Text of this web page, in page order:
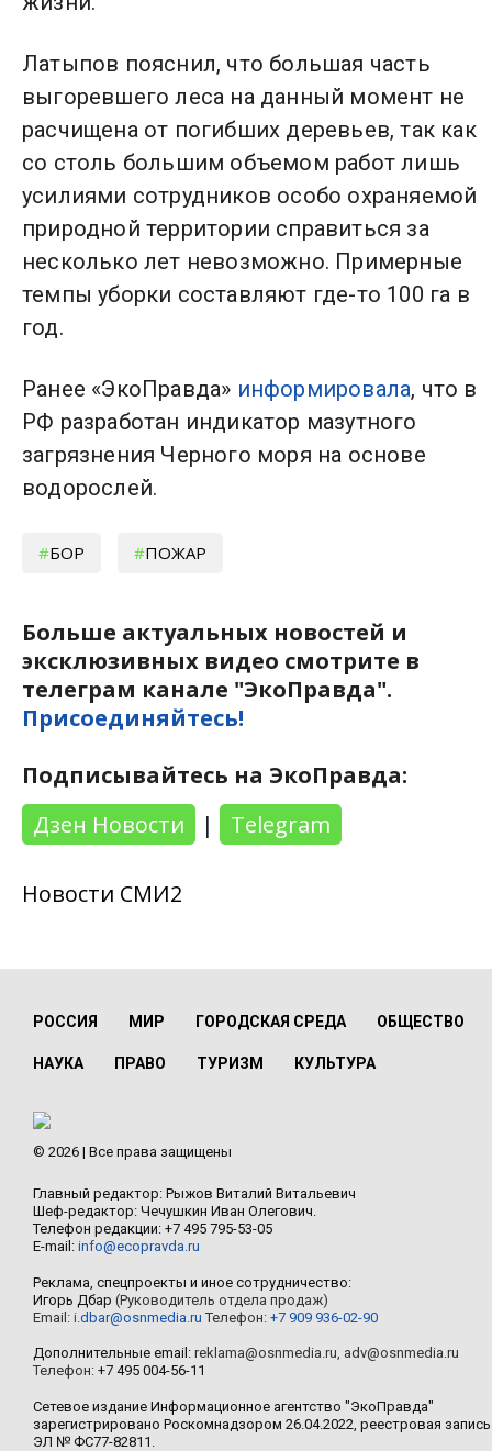
Латыпов пояснил, что большая часть
выгоревшего леса на данный момент не
расчищена от погибших деревьев, так как
со столь большим объемом работ лишь
усилиями сотрудников особо охраняемой
природной территории справиться за
несколько лет невозможно. Примерные
темпы уборки составляют где-то 100 га в
год.
Ранее «ЭкоПравда» информировала, что в
РФ разработан индикатор мазутного
загрязнения Черного моря на основе
водорослей.
БОР ПОЖАР
Больше актуальных новостей и
эксклюзивных видео смотрите в
телеграм канале "ЭкоПравда".
Присоединяйтесь!
Подписывайтесь на ЭкоПравда:
Дзен Новости
| Telegram
Новости СМИ2
РОССИЯ МИР ГОРОДСКАЯ СРЕДА ОБЩЕСТВО
НАУКА ПРАВО ТУРИЗМ КУЛЬТУРА
© 2026 | Все права защищены
Главный редактор: Рыжов Виталий Витальевич
Шеф-редактор: Чечушкин Иван Олегович.
Телефон редакции: +7 495 795-53-05
E-mail: info@ecopravda.ru
Реклама, спецпроекты и иное сотрудничество:
Игорь Дбар (Руководитель отдела продаж)
Email: i.dbar@osnmedia.ru Телефон: +7 909 936-02-90
Дополнительные email: reklama@osnmedia.ru adv@osnmedia.ru
Телефон: +7 495 004-56-11
Сетевое издание Информационное агентство "ЭкоПравда"
зарегистрировано Роскомнадзором 26.04.2022, реестровая запись
ЭЛ № ФС77-82811.